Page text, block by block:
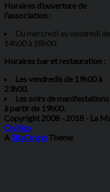
Horaires d’ouverture de
l'association :
Du mercredi au vendredi de
14h00 à 18h00.
Horaires bar et restauration :
Les vendredis de 19h00 à
23h00.
Les soirs de manifestations
à partir de 19h00.
Copyright 2008 - 2018 - La
CiviBox
ASiteOrigin Theme